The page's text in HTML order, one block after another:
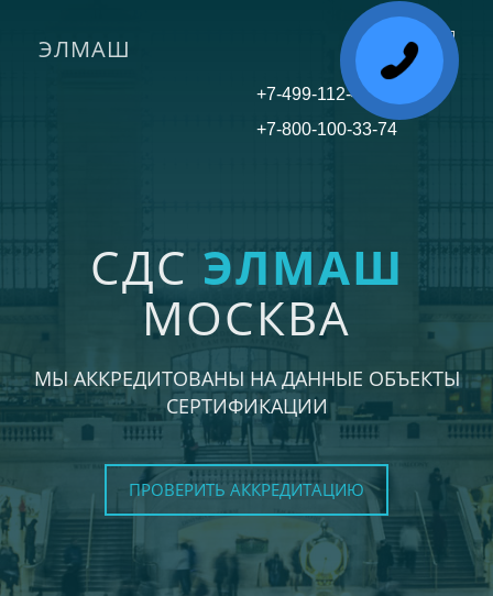
Toggle
ЭЛМАШ
СДС ЭЛМАШ
МОСКВА
МЫ АККРЕДИТОВАНЫ НА ДАННЫЕ ОБЪЕКТЫ
СЕРТИФИКАЦИИ
ПРОВЕРИТЬ АККРЕДИТАЦИЮ
+7-499-112-45-81
+7-800-100-33-74